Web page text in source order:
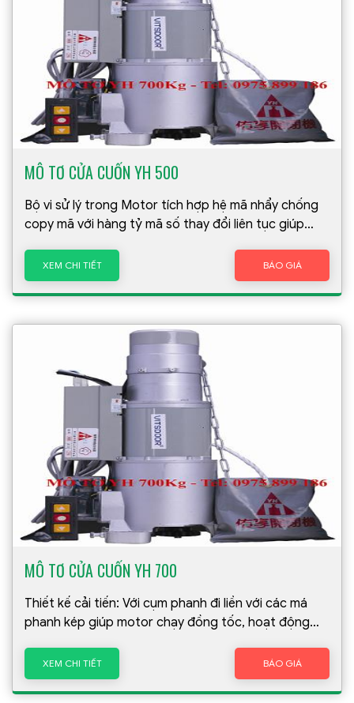
MÔ TƠ CỬA CUỐN YH 500
Bộ vi sử lý trong Motor tích hợp hệ mã nhẩy chống
copy mã với hàng tỷ mã số thay đổi liên tục giúp
cửa của kẻ gian
XEM CHI TIẾT BÁO GIÁ
MÔ TƠ CỬA CUỐN YH 700
Thiết kế cải tiến: Với cụm phanh đi liền với các má
phanh kép giúp motor chạy đồng tốc, hoạt động
XEM CHI TIẾT BÁO GIÁ